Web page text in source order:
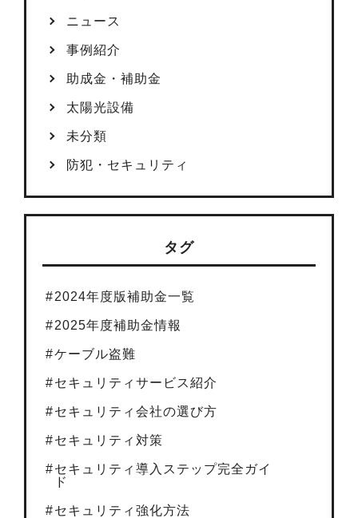
ニュース
事例紹介
助成金・補助金
太陽光設備
未分類
防犯・セキュリティ
タグ
2024年度版補助金一覧
2025年度補助金情報
ケーブル盗難
セキュリティサービス紹介
セキュリティ会社の選び方
セキュリティ対策
セキュリティ導入ステップ完全ガイ
ド
セキュリティ強化方法